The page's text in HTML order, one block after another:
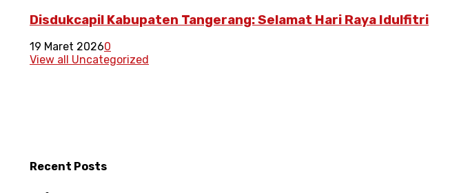
Disdukcapil Kabupaten Tangerang: Selamat Hari Raya Idulfitri
19 Maret 20260
View all Uncategorized
Recent Posts